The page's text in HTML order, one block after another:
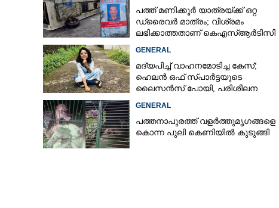
പത്ത് മണിക്കൂർ യാത്രയ്‌ക്ക് ഒറ്റ
ഡ്രൈവർ മാത്രം; വിശ്രമം
ലഭിക്കാത്തതാണ് കെഎസ്‌ആർടിസി
GENERAL
മദ്യപിച്ച് വാഹനമോടിച്ച കേസ്;
ഹെലൻ ഒഫ് സ്പാർട്ടയുടെ
ലൈസൻസ് പോയി, പരിശീലന
GENERAL
പത്തനാപുരത്ത് വളർത്തുമൃഗങ്ങളെ
കൊന്ന പുലി കെണിയിൽ കുടുങ്ങി